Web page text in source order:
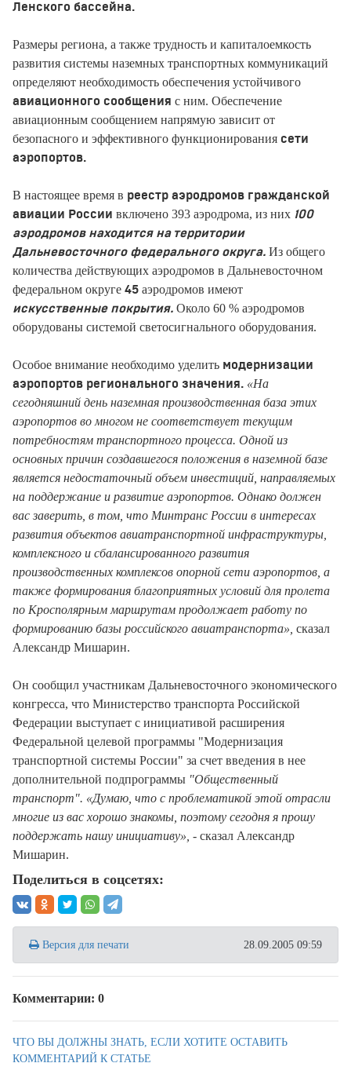
Ленского бассейна.
Размеры региона, а также трудность и капиталоемкость
развития системы наземных транспортных коммуникаций
определяют необходимость обеспечения устойчивого
авиационного сообщения с ним. Обеспечение
авиационным сообщением напрямую зависит от
безопасного и эффективного функционирования сети
аэропортов.
В настоящее время в реестр аэродромов гражданской
авиации России включено 393 аэродрома, из них 100
аэродромов находится на территории
Дальневосточного федерального округа. Из общего
количества действующих аэродромов в Дальневосточном
федеральном округе 45 аэродромов имеют
искусственные покрытия. Около 60 % аэродромов
оборудованы системой светосигнального оборудования.
Особое внимание необходимо уделить модернизации
аэропортов регионального значения. «На
сегодняшний день наземная производственная база этих
аэропортов во многом не соответствует текущим
потребностям транспортного процесса. Одной из
основных причин создавшегося положения в наземной базе
является недостаточный объем инвестиций, направляемых
на поддержание и развитие аэропортов. Однако должен
вас заверить, в том, что Минтранс России в интересах
развития объектов авиатранспортной инфраструктуры,
комплексного и сбалансированного развития
производственных комплексов опорной сети аэропортов, а
также формирования благоприятных условий для пролета
по Кросполярным маршрутам продолжает работу по
формированию базы российского авиатранспорта», сказал
Александр Мишарин.
Он сообщил участникам Дальневосточного экономического
конгресса, что Министерство транспорта Российской
Федерации выступает с инициативой расширения
Федеральной целевой программы "Модернизация
транспортной системы России" за счет введения в нее
дополнительной подпрограммы "Общественный
транспорт". «Думаю, что с проблематикой этой отрасли
многие из вас хорошо знакомы, поэтому сегодня я прошу
поддержать нашу инициативу», - сказал Александр
Мишарин.
Поделиться в соцсетях:
Версия для печати 28.09.2005 09:59
Комментарии: 0
ЧТО ВЫ ДОЛЖНЫ ЗНАТЬ, ЕСЛИ ХОТИТЕ ОСТАВИТЬ
КОММЕНТАРИЙ К СТАТЬЕ